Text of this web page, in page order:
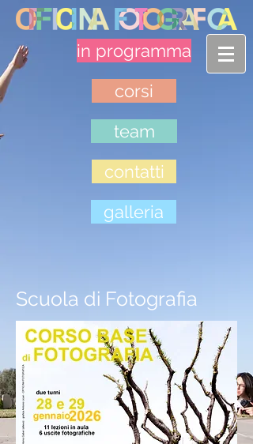
in programma
corsi
team
contatti
galleria
Scuola di Fotografia